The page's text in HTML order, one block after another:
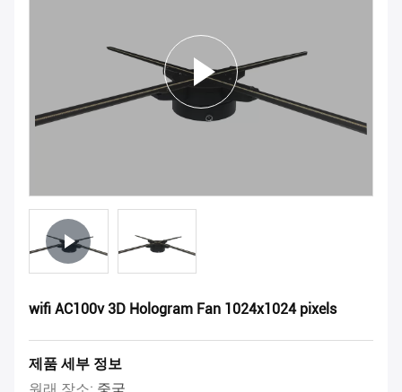
wifi AC100v 3D Hologram Fan 1024x1024 pixels
제품 세부 정보